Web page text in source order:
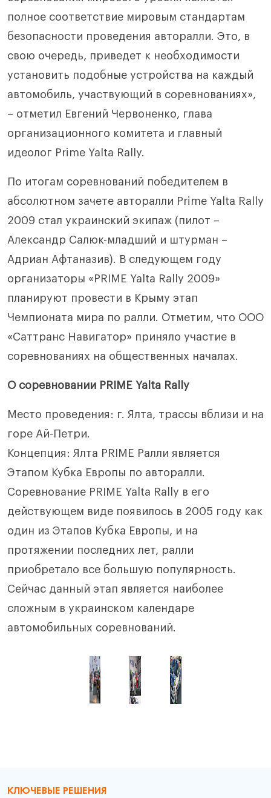
полное соответствие мировым стандартам
безопасности проведения авторалли. Это, в
свою очередь, приведет к необходимости
установить подобные устройства на каждый
автомобиль, участвующий в соревнованиях»,
– отметил Евгений Червоненко, глава
организационного комитета и главный
идеолог Prime Yalta Rally.
По итогам соревнований победителем в
абсолютном зачете авторалли Prime Yalta Rally
2009 стал украинский экипаж (пилот –
Александр Салюк-младший и штурман –
Адриан Афтаназив). В следующем году
организаторы «PRIME Yalta Rally 2009»
планируют провести в Крыму этап
Чемпионата мира по ралли. Отметим, что ООО
«Саттранс Навигатор» приняло участие в
соревнованиях на общественных началах.
О соревновании PRIME Yalta Rally
Место проведения: г. Ялта, трассы вблизи и на
горе Ай-Петри.
Концепция: Ялта PRIME Ралли является
Этапом Кубка Европы по авторалли.
Соревнование PRIME Yalta Rally в его
действующем виде появилось в 2005 году как
один из Этапов Кубка Европы, и на
протяжении последних лет, ралли
приобретало все большую популярность.
Сейчас данный этап является наиболее
сложным в украинском календаре
автомобильных соревнований.
КЛЮЧЕВЫЕ РЕШЕНИЯ